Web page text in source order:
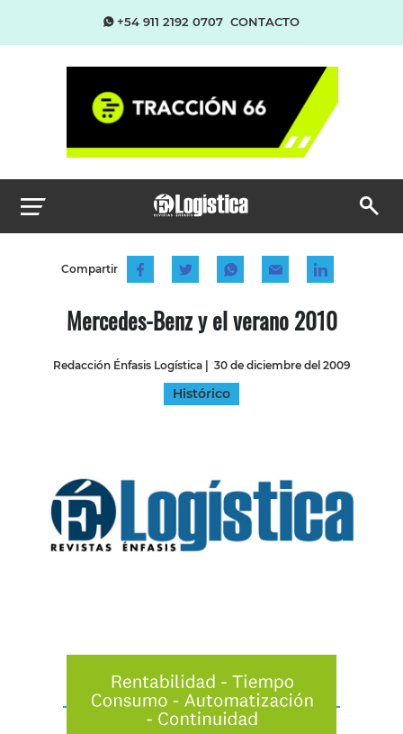
+54 911 2192 0707 CONTACTO
Compartir
Mercedes-Benz y el verano 2010
Redacción Énfasis Logística| 30 de diciembre del 2009
Histórico